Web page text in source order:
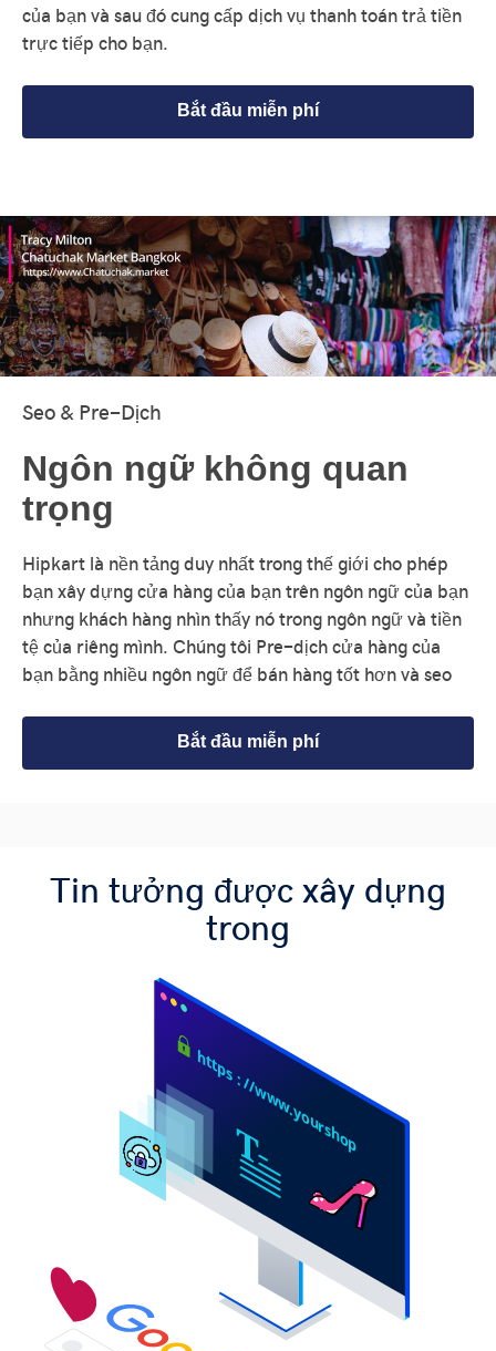
của bạn và sau đó cung cấp dịch vụ thanh toán trả tiền
trực tiếp cho bạn.
Bắt đầu miễn phí
Seo & Pre-Dịch
Ngôn ngữ không quan
trọng
Hipkart là nền tảng duy nhất trong thế giới cho phép
bạn xây dựng cửa hàng của bạn trên ngôn ngữ của bạn
nhưng khách hàng nhìn thấy nó trong ngôn ngữ và tiền
tệ của riêng mình. Chúng tôi Pre-dịch cửa hàng của
bạn bằng nhiều ngôn ngữ để bán hàng tốt hơn và seo
Bắt đầu miễn phí
Tin tưởng được xây dựng
trong
https ://www.yourshop